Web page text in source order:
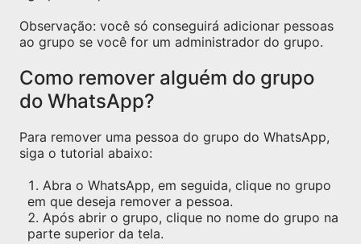
Observação: você só conseguirá adicionar pessoas
ao grupo se você for um administrador do grupo.
Como remover alguém do grupo
do WhatsApp?
Para remover uma pessoa do grupo do WhatsApp,
siga o tutorial abaixo:
Abra o WhatsApp, em seguida, clique no grupo
em que deseja remover a pessoa.
Após abrir o grupo, clique no nome do grupo na
parte superior da tela.